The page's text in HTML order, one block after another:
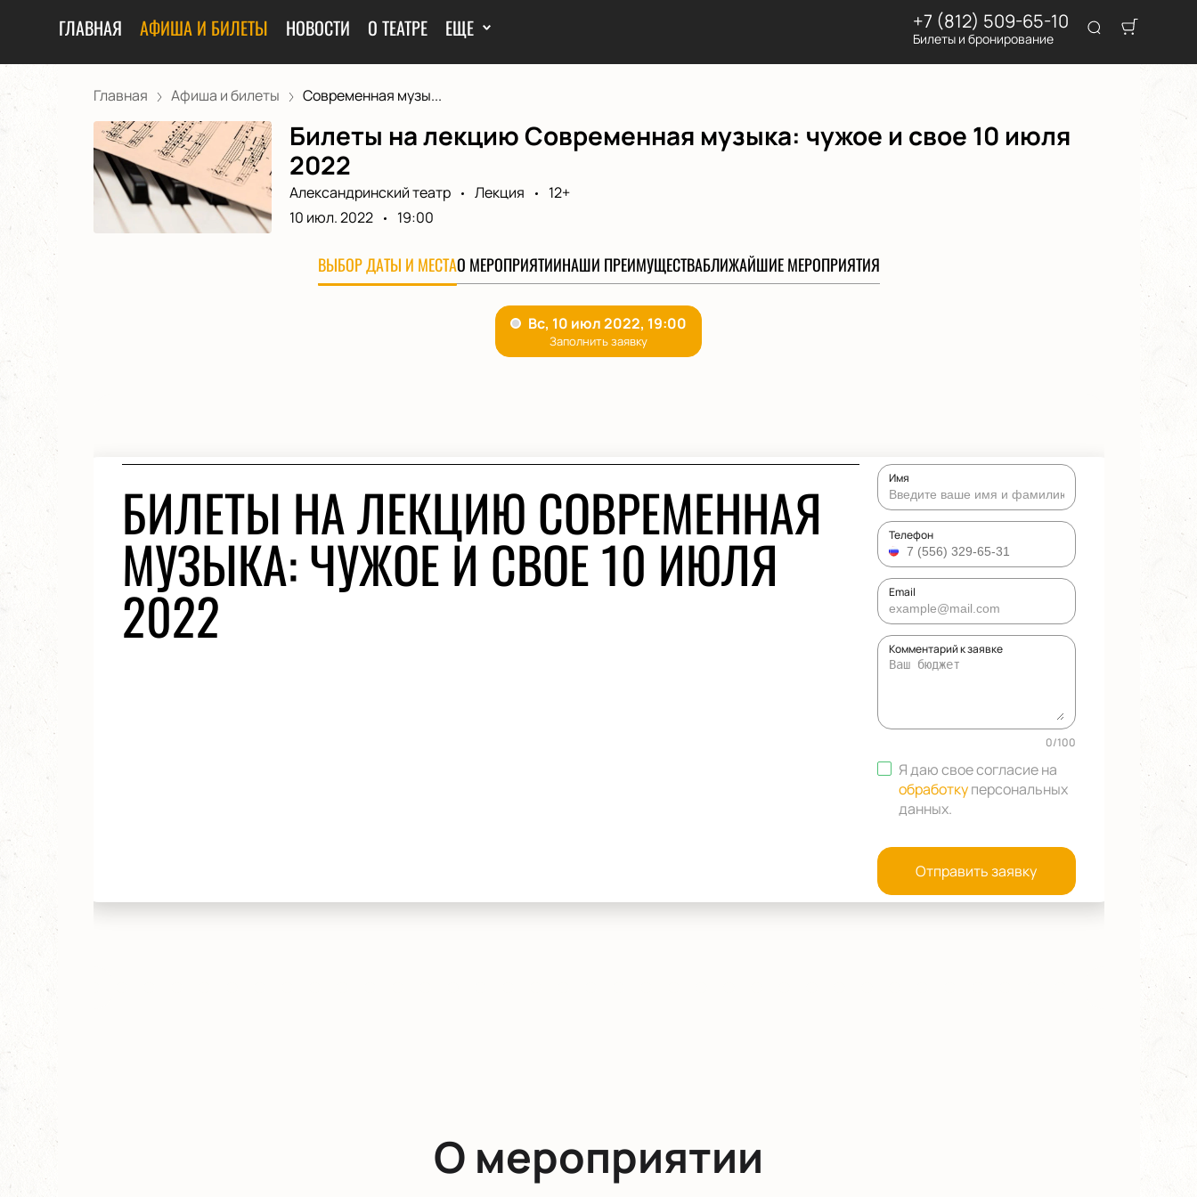
ГЛАВНАЯ АФИША И БИЛЕТЫ НОВОСТИ О ТЕАТРЕ ЕЩЕ +7 (812) 509-65-10
Билеты и бронирование
Главная Афиша и билеты Современная музы...
Билеты на лекцию Современная музыка: чужое и свое 10 июля
2022
Александринский театр Лекция
12+
10 июл. 2022
19:00
ВЫБОР ДАТЫ И МЕСТАО МЕРОПРИЯТИИНАШИ ПРЕИМУЩЕСТВАБЛИЖАЙШИЕ МЕРОПРИЯТИЯ
БИЛЕТЫ НА ЛЕКЦИЮ СОВРЕМЕННАЯ
МУЗЫКА: ЧУЖОЕ И СВОЕ 10 ИЮЛЯ
2022
Имя
Телефон
Email
Комментарий к заявке
0/100
Я даю свое согласие на
обработкуперсональных
данных.
Отправить заявку
О мероприятии